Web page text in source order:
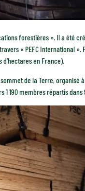
forestières ». Il a été
« PEFC International ».
en France).
de la Terre, organisé
190 membres répartis dans